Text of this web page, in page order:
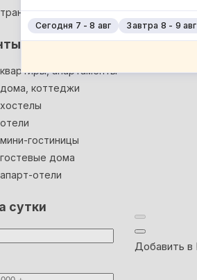
Сегодня 7 - 8 авг Завтра 8 - 9 авг
трансфер
размещения
квартиры, апартаменты
дома, коттеджи
хостелы
отели
мини-гостиницы
гостевые дома
апарт-отели
сутки
Добавить в